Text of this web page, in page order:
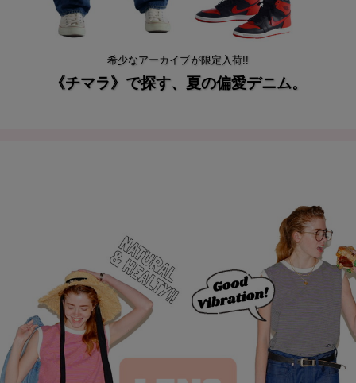
希少なアーカイブが限定入荷!!
《チマラ》で探す、夏の偏愛デニム。